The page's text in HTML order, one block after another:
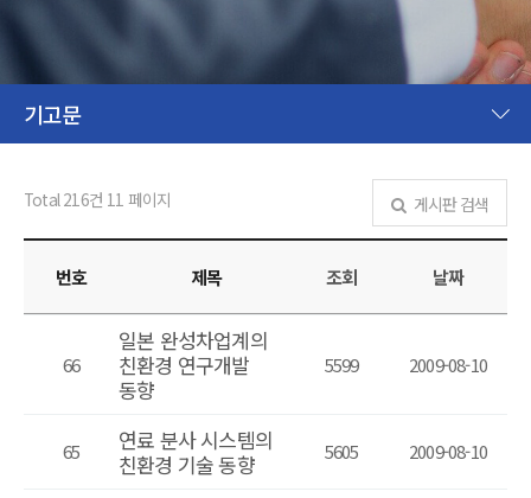
기고문
Total 216건 11 페이지 게시판 검색
번호 제목 조회 날짜
66
일본 완성차업계의
친환경 연구개발
동향
5599 2009-08-10
65
연료 분사 시스템의
친환경 기술 동향
5605 2009-08-10